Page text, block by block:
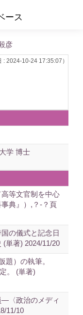
ース
彦
: 2024-10-24 17:35:07）
学 博士
高等文官制を中心
典』）,？-？頁
の儀式と記念日
単著) 2024/11/20
題）の執筆。
。 (単著)
〈政治のメディ
11/10